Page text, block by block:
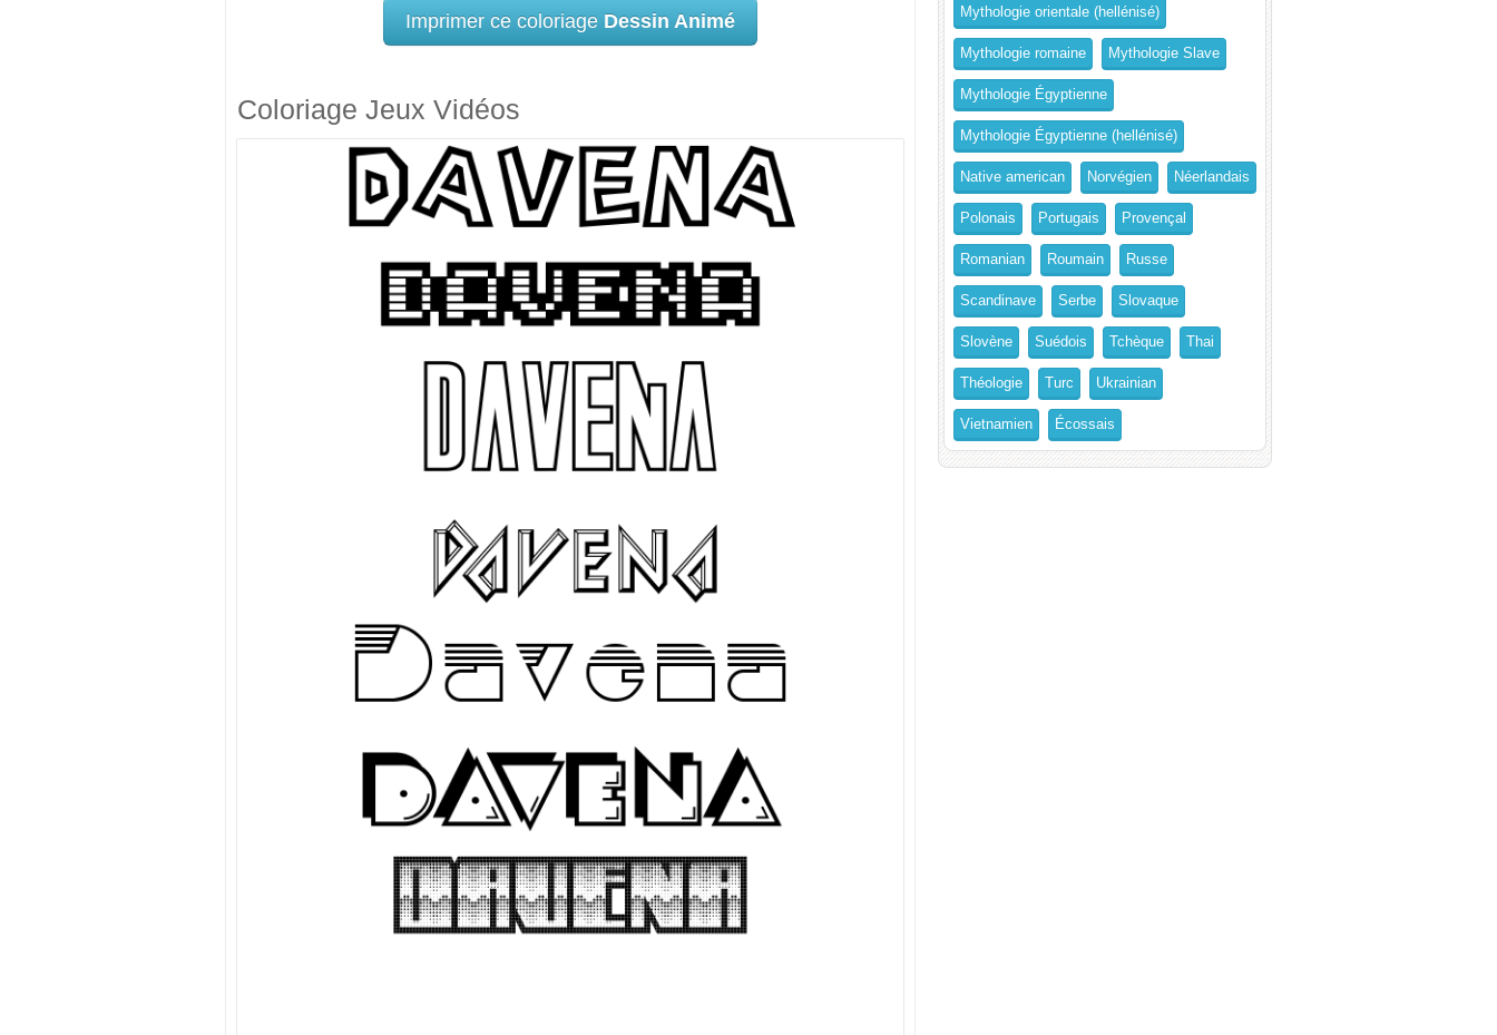
Imprimer ce coloriage Dessin Animé
Coloriage Jeux Vidéos
Mythologie orientale (hellénisé)
Mythologie romaine Mythologie Slave
Mythologie Égyptienne
Mythologie Égyptienne (hellénisé)
Native american Norvégien Néerlandais
Polonais Portugais Provençal
Romanian Roumain Russe
Scandinave Serbe Slovaque
Slovène Suédois Tchèque Thai
Théologie Turc Ukrainian
Vietnamien Écossais